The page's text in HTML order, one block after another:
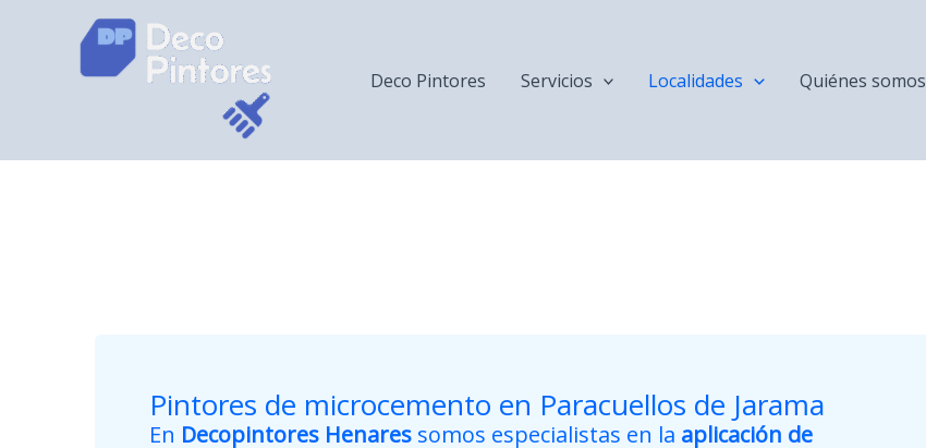
contenido
Deco Pintores Servicios Localidades Quiénes somos
Pintores de microcemento en Paracuellos de Jarama
En Decopintores Henares somos especialistas en la aplicación de